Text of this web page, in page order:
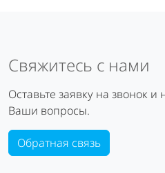
Свяжитесь с нами
Оставьте заявку на звонок
Ваши вопросы.
Обратная связь